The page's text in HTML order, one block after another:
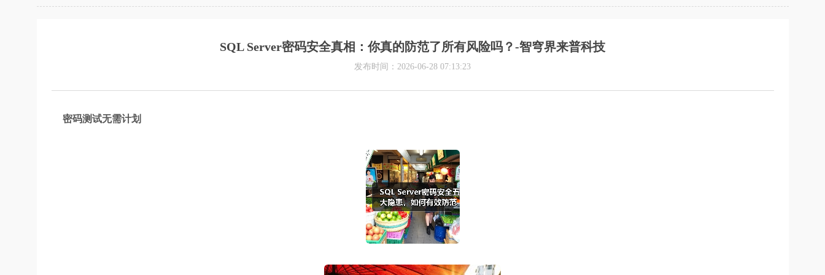
SQL Server密码安全真相：你真的防范了所有风险吗？-智穹界来普科技
发布时间：2026-06-28 07:13:23
密码测试无需计划